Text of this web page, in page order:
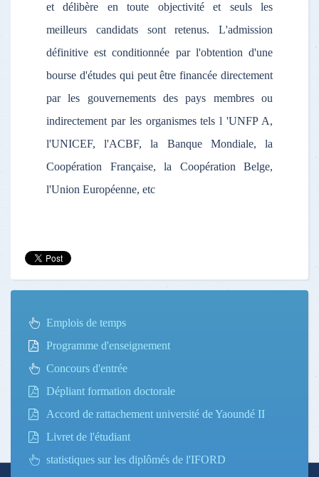
et délibère en toute objectivité et seuls les
meilleurs candidats sont retenus. L'admission
définitive est conditionnée par l'obtention d'une
bourse d'études qui peut être financée directement
par les gouvernements des pays membres ou
indirectement par les organismes tels l 'UNFP A,
l'UNICEF, l'ACBF, la Banque Mondiale, la
Coopération Française, la Coopération Belge,
l'Union Européenne, etc
Emplois de temps
Programme d'enseignement
Concours d'entrée
Dépliant formation doctorale
Accord de rattachement université de Yaoundé II
Livret de l'étudiant
statistiques sur les diplômés de l'IFORD